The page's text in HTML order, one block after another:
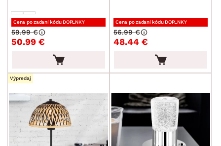
Cena po zadaní kódu DOPLNKY
50.99 €
59.99 €
Cena po zadaní kódu DOPLNKY
48.44 €
56.99 €
Výpredaj